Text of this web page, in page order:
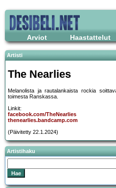
Arviot Haastattelut
Artisti
The Nearlies
Melanolista ja rautalankaista rockia
toimesta Ranskassa.
Linkit:
facebook.com/TheNearlies
thenearlies.bandcamp.com
(Päivitetty 22.1.2024)
Artistihaku